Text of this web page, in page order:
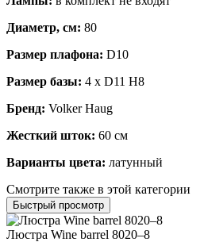
Диаметр, см: 80
Размер плафона: D10
Размер базы: 4 x D11 H8
Бренд: Volker Haug
Жесткий шток: 60 см
Варианты цвета: латунный
Смотрите также в этой категории
Быстрый просмотр
Люстра Wine barrel 8020–8